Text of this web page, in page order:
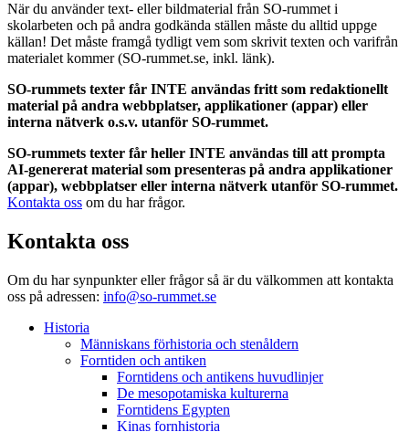
När du använder text- eller bildmaterial från SO-rummet i
skolarbeten och på andra godkända ställen måste du alltid uppge
källan! Det måste framgå tydligt vem som skrivit texten och varifrån
materialet kommer (SO-rummet.se, inkl. länk).
SO-rummets texter får INTE användas fritt som redaktionellt
material på andra webbplatser, applikationer (appar) eller
interna nätverk o.s.v. utanför SO-rummet.
SO-rummets texter får heller INTE användas till att prompta
AI-genererat material som presenteras på andra applikationer
(appar), webbplatser eller interna nätverk utanför SO-rummet.
Kontakta oss om du har frågor.
Kontakta oss
Om du har synpunkter eller frågor så är du välkommen att kontakta
oss på adressen: info@so-rummet.se
Historia
Människans förhistoria och stenåldern
Forntiden och antiken
Forntidens och antikens huvudlinjer
De mesopotamiska kulturerna
Forntidens Egypten
Kinas fornhistoria